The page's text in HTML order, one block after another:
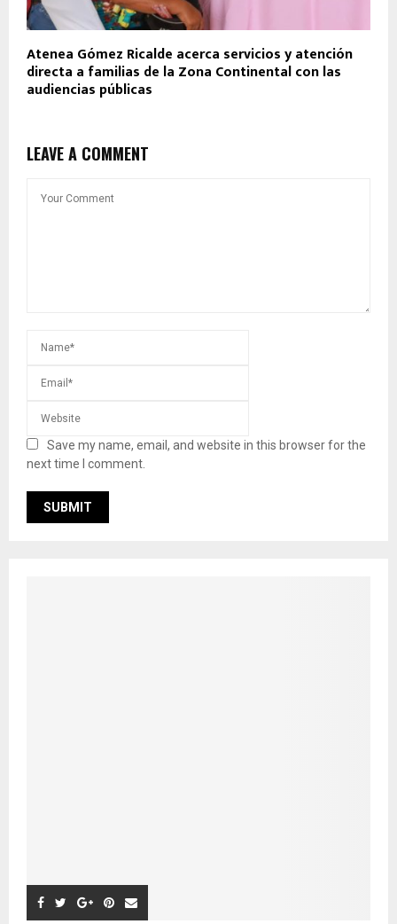
Atenea Gómez Ricalde acerca servicios y atención
directa a familias de la Zona Continental con las
audiencias públicas
LEAVE A COMMENT
Save my name, email, and website in this browser for the
next time I comment.